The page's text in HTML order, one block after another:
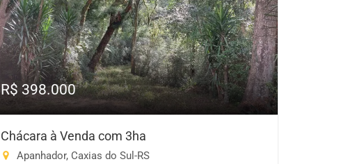
R$ 398.000
Chácara à Venda com 3ha
Apanhador, Caxias do Sul-RS